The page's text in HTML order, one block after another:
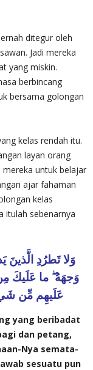
Jadi mereka
yang miskin.
bersama golongan
untuk belajar
kelas
itulah sebenarnya
وَلا تَطرُدِ الَّذينَ
وَجهَهُ ۖ ما عَلَيكَ
عَلَيهِم مِّن
yang beribadat
dan petang,
Nya semata-
sesuatu pun